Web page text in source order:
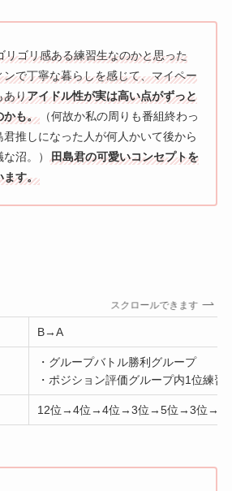
リゴリ感ある練習生なのかと思った
で丁寧な暮らしを感じて、マイペー
ありアイドル性が実は高い点がずっと
かも。（何故か私の周りも番組終わっ
推しになった人が何人かいて後から
沼。）
田島君の可愛いコンセプトを
ます。
スクロールできます
B→A
・グループバトル勝利グループ
・ポジション評価グループ内1位練習
12位→4位→4位→3位→5位→3位→3